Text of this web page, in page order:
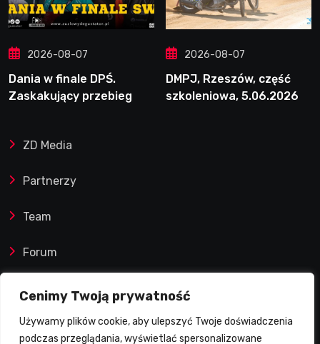
Cenimy Twoją prywatność
Używamy plików cookie, aby ulepszyć Twoje doświadczenia
podczas przeglądania, wyświetlać spersonalizowane
2026-08-07
Dania w finale DPŚ.
Zaskakujący przebieg
2026-08-07
DMPJ, Rzeszów, część
szkoleniowa, 5.06.2026
ZD Media
Partnerzy
Team
Forum
Reklamy i współprace
Prawa autorskie